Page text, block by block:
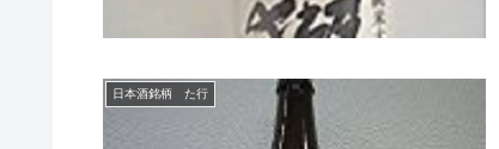
日本酒銘柄 た行